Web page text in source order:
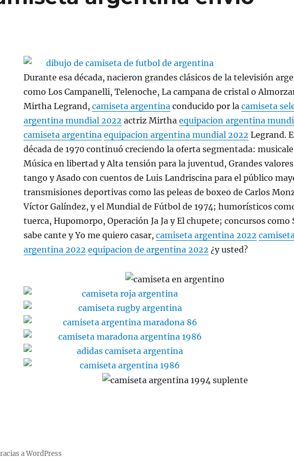
Durante esa década, nacieron grandes clásicos de la televisión
como Los Campanelli, Telenoche, La campana de cristal o
Mirtha Legrand,camiseta argentina conducido por lacamiseta
argentina mundial 2022 actriz Mirthaequipacion argentina
camiseta argentina equipacion argentina mundial 2022 Legrand.
década de 1970 continuó creciendo la oferta segmentada:
Música en libertad y Alta tensión para la juventud, Grandes
tango y Asado con cuentos de Luis Landriscina para el público
transmisiones deportivas como las peleas de boxeo de Carlos
Víctor Galíndez, y el Mundial de Fútbol de 1974; humorísticos
tuerca, Hupomorpo, Operación Ja Ja y El chupete; concursos como
sabe cante y Yo me quiero casar,camiseta argentina 2022
argentina 2022 equipacion de argentina 2022 ¿y usted?
a WordPress